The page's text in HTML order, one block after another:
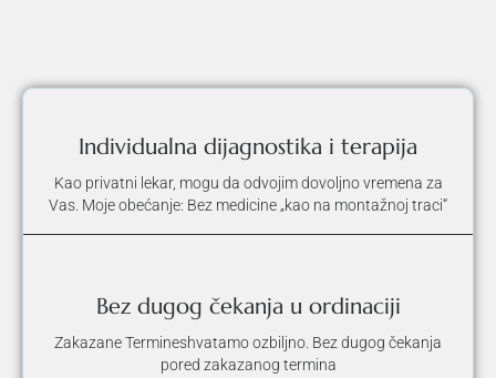
Individualna dijagnostika i terapija
Kao privatni lekar, mogu da odvojim dovoljno vremena za
Vas. Moje obećanje: Bez medicine „kao na montažnoj traci“
Bez dugog čekanja u ordinaciji
Zakazane Termineshvatamo ozbiljno. Bez dugog čekanja
pored zakazanog termina